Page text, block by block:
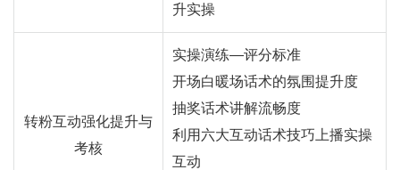
升实操
转粉互动强化提升与
考核
实操演练—评分标准
开场白暖场话术的氛围提升度
抽奖话术讲解流畅度
利用六大互动话术技巧上播实操
互动